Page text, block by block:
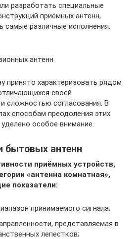
разработать специальные
приёмных антенн,
самые различные исполнения.
антенн
принято характеризовать рядом
своей
сложностью согласования. В
способам преодоления этих
особое внимание.
бытовых антенн
приёмных устройств,
«антенна комнатная»,
показатели:
принимаемого сигнала;
представляемая в
лепестков;